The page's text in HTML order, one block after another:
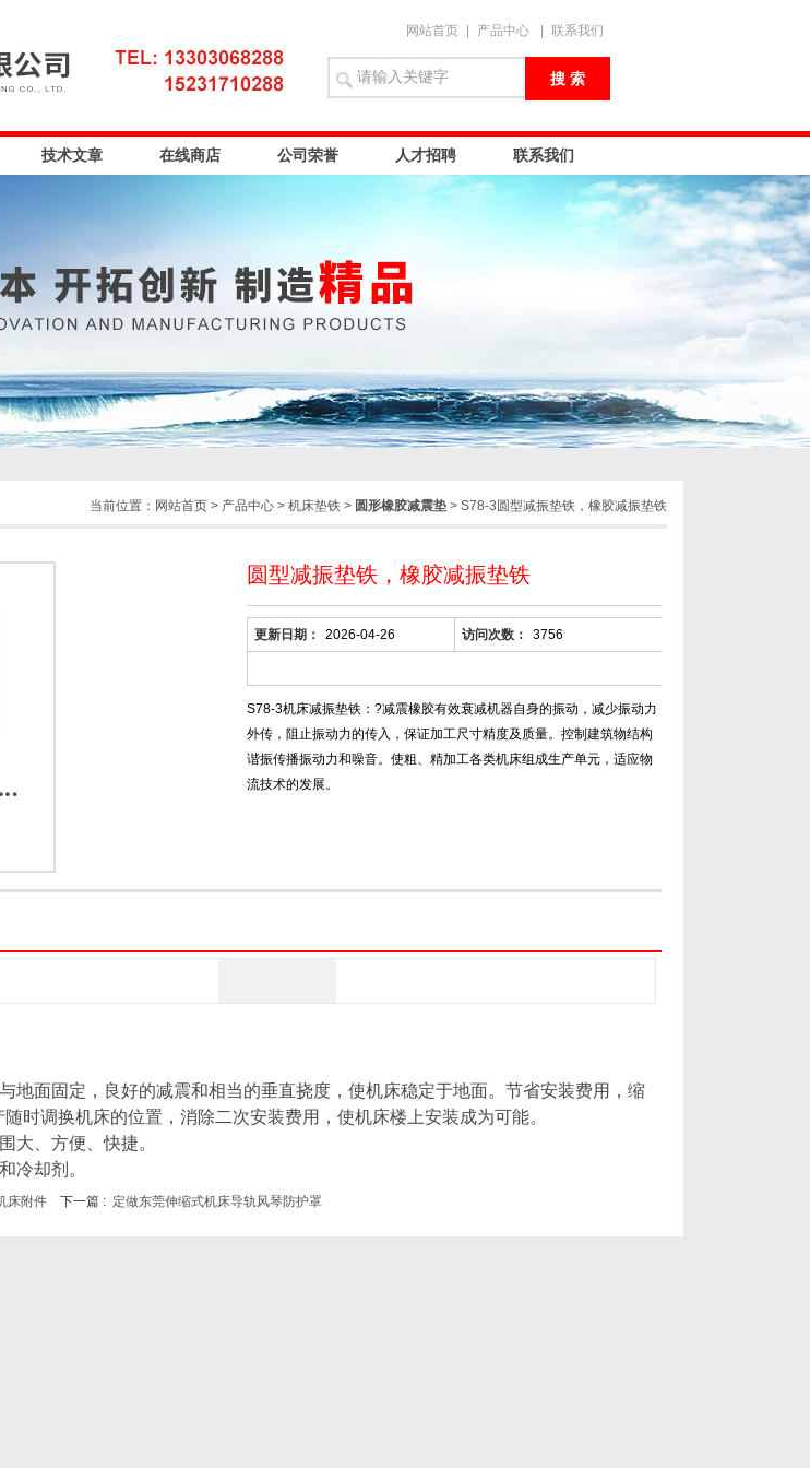
网站首页 产品中心 联系我们
技术文章 在线商店 公司荣誉 人才招聘 联系我们
当前位置： 网站首页> 产品中心> 机床垫铁> 圆形橡胶减震垫> S78-3圆型减振垫铁，橡胶减振垫铁
圆型减振垫铁，橡胶减振垫铁
更新日期： 2026-04-26 访问次数： 3756
S78-3机床减振垫铁：?减震橡胶有效衰减机器自身的振动，减少振动力
外传，阻止振动力的传入，保证加工尺寸精度及质量。控制建筑物结构
谐振传播振动力和噪音。使粗、精加工各类机床组成生产单元，适应物
流技术的发展。
地面固定，良好的减震和相当的垂直挠度，使机床稳定于地面。节省安装费用，缩
时调换机床的位置，消除二次安装费用，使机床楼上安装成为可能。
大、方便、快捷。
冷却剂。
床附件下一篇 : 定做东莞伸缩式机床导轨风琴防护罩